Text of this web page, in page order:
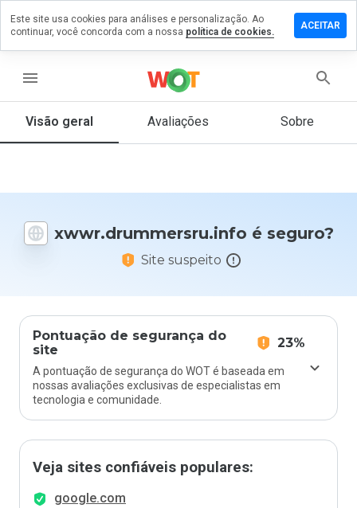
menu
Visão geral Avaliações Sobre
xwwr.drummersru.info é seguro?
Site suspeito
Pontuação de segurança do
site
23%
A pontuação de segurança do WOT é baseada em
nossas avaliações exclusivas de especialistas em
tecnologia e comunidade.
Veja sites confiáveis populares:
google.com
comentário
De 1
nota
daria
este
Este site usa cookies para análises e personalização. Ao
continuar, você concorda com a nossa política de cookies.
ACEITAR